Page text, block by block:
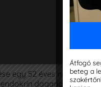
férfi Ewing-szarkómával
Emlő- és Tüdőrák Ellen
egy 52 éves nő
daganatának
Átfogó
beteg a